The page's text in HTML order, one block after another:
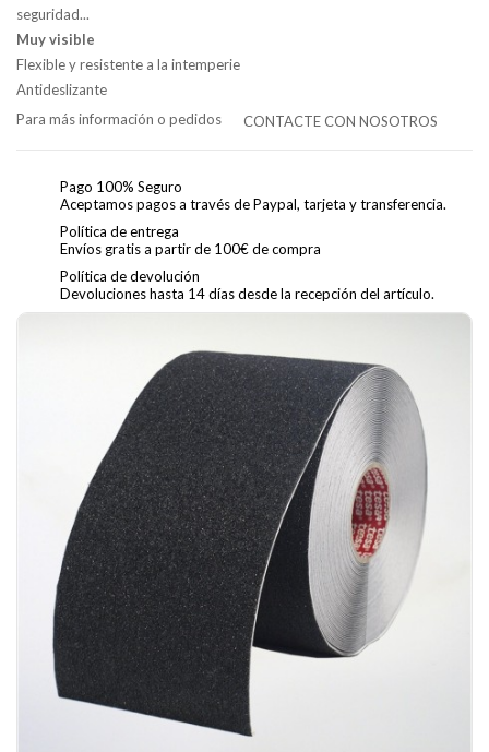
seguridad...
Muy visible
Flexible y resistente a la intemperie
Antideslizante
Para más información o pedidos
CONTACTE CON NOSOTROS
Pago 100% Seguro
Aceptamos pagos a través de Paypal, tarjeta y transferencia.
Política de entrega
Envíos gratis a partir de 100€ de compra
Política de devolución
Devoluciones hasta 14 días desde la recepción del artículo.